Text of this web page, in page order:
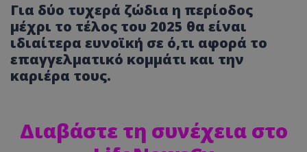
Για δύο τυχερά ζώδια η περίοδος
μέχρι το τέλος του 2025 θα είναι
ιδιαίτερα ευνοϊκή σε ό,τι αφορά το
επαγγελματικό κομμάτι και την
καριέρα τους.
Διαβάστε τη συνέχεια στο